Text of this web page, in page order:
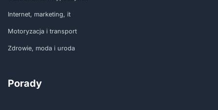
Internet, marketing, it
Motoryzacja i transport
Zdrowie, moda i uroda
Porady